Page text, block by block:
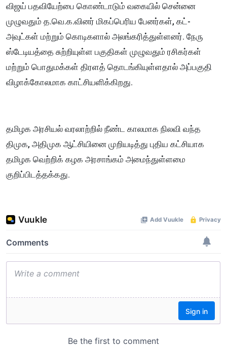
விஜய் பதவியேற்பை கொண்டாடும் வகையில் சென்னை
முழுவதும் த.வெ.க.வினர் மிகப்பெரிய பேனர்கள், கட்-
அவுட்கள் மற்றும் கொடிகளால் அலங்கரித்துள்ளனர். நேரு
ஸ்டேடியத்தை சுற்றியுள்ள பகுதிகள் முழுவதும் ரசிகர்கள்
மற்றும் பொதுமக்கள் திரளத் தொடங்கியுள்ளதால் அப்பகுதி
விழாக்கோலமாக காட்சியளிக்கிறது.
தமிழக அரசியல் வரலாற்றில் நீண்ட காலமாக நிலவி வந்த
திமுக, அதிமுக ஆட்சியினை முறியடித்து புதிய கட்சியாக
தமிழக வெற்றிக் கழக அரசாங்கம் அமைந்துள்ளமை
குறிப்பிடத்தக்கது.